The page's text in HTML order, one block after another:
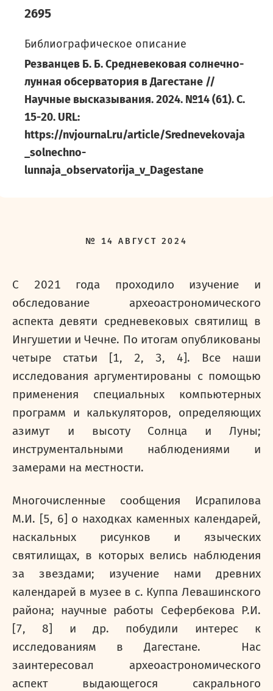
2695
Библиографическое описание
Резванцев Б. Б. Средневековая солнечно-
лунная обсерватория в Дагестане //
Научные высказывания. 2024. №14 (61). С.
15-20. URL:
https://nvjournal.ru/article/Srednevekovaja
_solnechno-
lunnaja_observatorija_v_Dagestane
№ 14 АВГУСТ 2024
С 2021 года проходило изучение и
обследование археоастрономического
аспекта девяти средневековых святилищ в
Ингушетии и Чечне. По итогам опубликованы
четыре статьи
[1, 2, 3, 4]. Все наши
исследования аргументированы с помощью
применения специальных компьютерных
программ и калькуляторов, определяющих
азимут и высоту Солнца и Луны;
инструментальными наблюдениями и
замерами на местности.
Многочисленные сообщения Исрапилова
М.И. [5, 6] о находках каменных календарей,
наскальных рисунков и языческих
святилищах, в которых велись наблюдения
за звездами; изучение нами древних
календарей в музее в с. Куппа Левашинского
района; научные работы Сефербекова Р.И.
[7, 8] и др. побудили интерес к
исследованиям в Дагестане. Нас
заинтересовал археоастрономического
аспект выдающегося сакрального